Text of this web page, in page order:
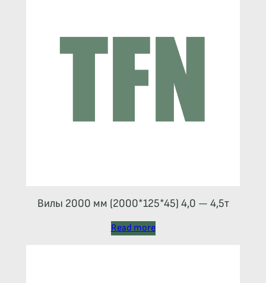
Вилы 2000 мм (2000*125*45) 4,0 — 4,5т
Read more